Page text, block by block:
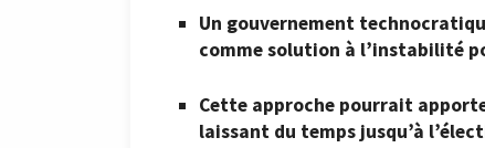
Un gouvernement
comme solution à l’instabilité
Cette approche pourrait
laissant du temps jusqu’à